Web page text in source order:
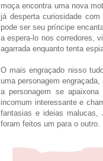
moça encontra uma nova
já desperta curiosidade
pode ser seu príncipe
a espera-lo nos corredores,
agarrada enquanto tenta
O mais engraçado nisso
uma personagem
a personagem se
incomum interessante e
fantasias e ideias malucas,
foram feitos um para o outro.